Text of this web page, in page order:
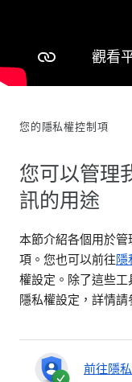
您的隱私權控制項
您可以管理
訊的用途
本節介紹各個用於管
項。您也可以前往隱
權設定。除了這些
隱私權設定，詳情請
前往隱